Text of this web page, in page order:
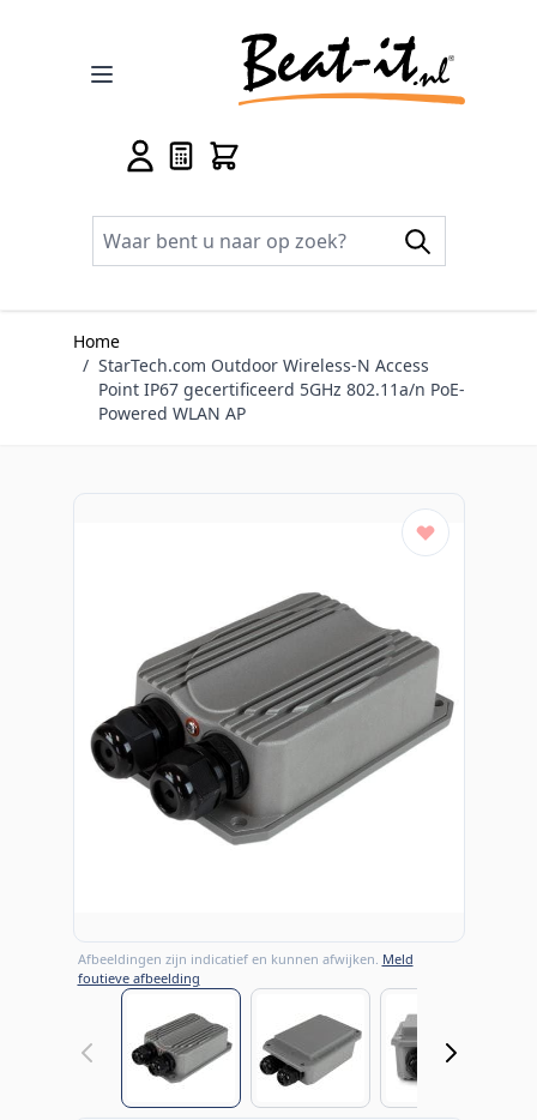
Home
/ StarTech.com Outdoor Wireless-N Access
Point IP67 gecertificeerd 5GHz 802.11a/n PoE-
Powered WLAN AP
Afbeeldingen zijn indicatief en kunnen afwijken. Meld
foutieve afbeelding
View larger imageView larger image